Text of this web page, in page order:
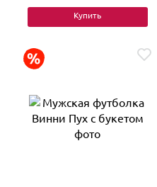
Купить